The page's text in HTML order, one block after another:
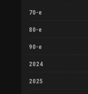
70-е
80-е
90-е
2024
2025